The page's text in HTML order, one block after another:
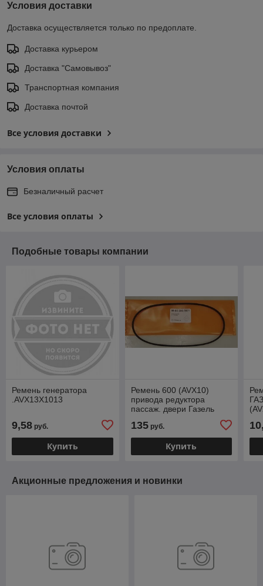
Условия доставки
Доставка осуществляется только по предоплате.
Доставка курьером
Доставка "Самовывоз"
Транспортная компания
Доставка почтой
Все условия доставки
Условия оплаты
Безналичный расчет
Все условия оплаты
Подобные товары компании
Ремень генератора
.AVX13X1013
9,58 руб.
Купить
Ремень 600 (AVX10)
привода редуктора
пассаж. двери Газель
(Адор) 99.00.999.0001
135руб.
Купить
Акционные предложения и новинки